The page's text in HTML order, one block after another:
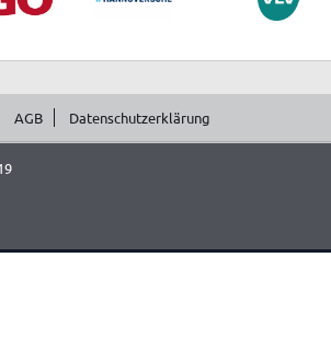
AGB Datenschutzerklärung